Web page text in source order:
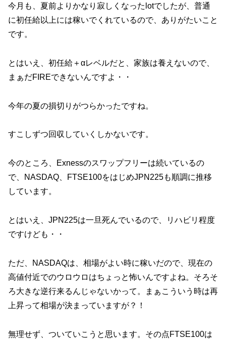
今月も、夏前よりかなり寂しくなったlotでしたが、普通
に初任給以上には稼いでくれているので、ありがたいこと
です。
とはいえ、初任給＋αレベルだと、家族は養えないので、
まぁだFIREできないんですよ・・
今年の夏の損切りがつらかったですね。
すこしずつ回収していくしかないです。
今のところ、Exnessのスワップフリーは続いているの
で、NASDAQ、FTSE100をはじめJPN225も順調に推移
しています。
とはいえ、JPN225は一旦死んでいるので、リハビリ程度
ですけども・・
ただ、NASDAQは、相場がよい時に稼いだので、現在の
高値付近でのウロウロはちょっと怖いんですよね。そろそ
ろ大きな逆行来るんじゃないかって。まぁこういう時は再
上昇って相場が決まっていますが？！
無理せず、ついていこうと思います。その点FTSE100は